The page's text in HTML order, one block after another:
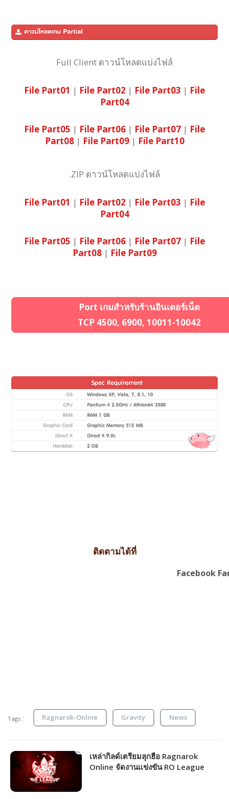
Full Client ดาวน์โหลดแบ่งไฟล์
File Part01 | File Part02 | File Part03 | File
Part04
File Part05 | File Part06 | File Part07 | File
Part08 | File Part09| File Part10
.ZIP ดาวน์โหลดแบ่งไฟล์
File Part01 | File Part02 | File Part03 | File
Part04
File Part05 | File Part06 | File Part07 | File
Part08| File Part09
Port เกมสำหรับร้านอินเตอร์เน็ต
TCP 4500, 6900, 10011-10042
ติดตามได้ที่
Facebook
Tags : Ragnarok-Online Gravity News
เหล่ากิลด์เตรียมลุกฮือ Ragnarok
Online จัดงานแข่งขัน RO League